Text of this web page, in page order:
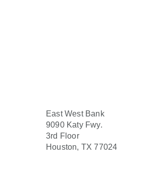
East West Bank
9090 Katy Fwy.
3rd Floor
Houston, TX 77024